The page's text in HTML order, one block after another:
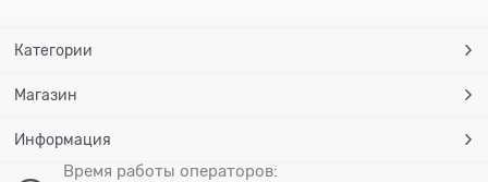
Категории
Магазин
Информация
Время работы операторов: